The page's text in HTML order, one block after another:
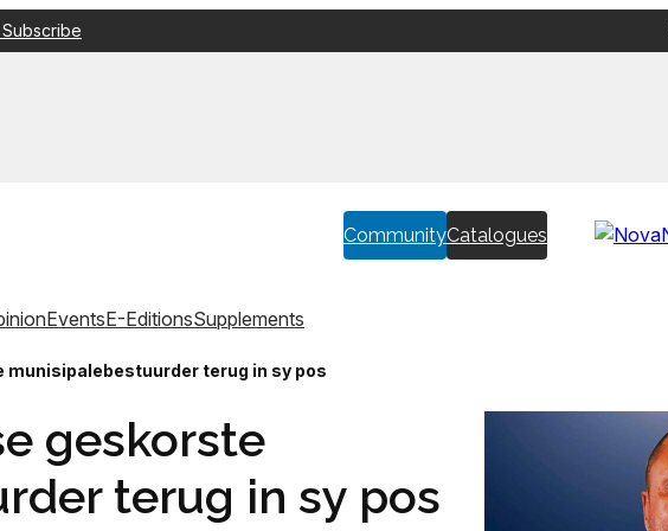
CommunityCatalogues
EventsE-EditionsSupplements
terug in sy pos
geskorste
terug in sy pos